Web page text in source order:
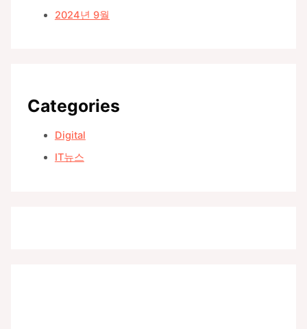
2024년 9월
Categories
Digital
IT뉴스